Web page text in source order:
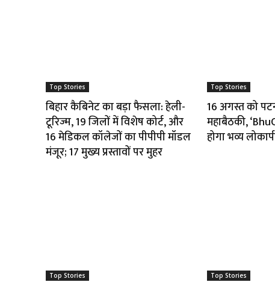
Top Stories
बिहार कैबिनेट का बड़ा फैसला: हेली-
टूरिज्म, 19 जिलों में विशेष कोर्ट, और
16 मेडिकल कॉलेजों का पीपीपी मॉडल
मंजूर; 17 मुख्य प्रस्तावों पर मुहर
Top Stories
16 अगस्त को
महाबैठकी,
होगा भव्य
Top Stories Top Stories